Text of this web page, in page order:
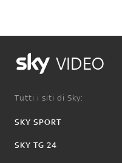
VIDEO
Tutti i siti di Sky:
SKY SPORT
SKY TG 24